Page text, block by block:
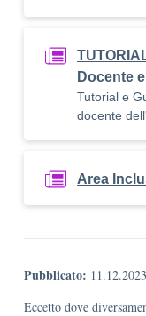
Docente
Tutorial e
docente
Area
Pubblicato: 11.12.2023
Eccetto dove